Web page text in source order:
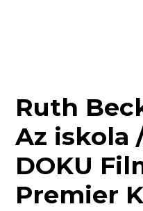
Ruth
Az iskola
DOKU
Premier